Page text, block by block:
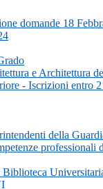
domande 18
e Architettura
- Iscrizioni entro
della
professionali